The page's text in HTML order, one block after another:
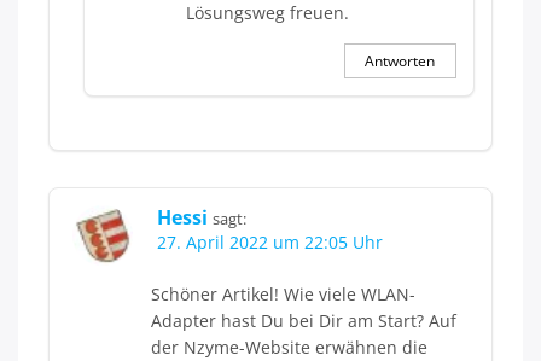
Lösungsweg freuen.
Antworten
Hessi sagt:
27. April 2022 um 22:05 Uhr
Schöner Artikel! Wie viele WLAN-
Adapter hast Du bei Dir am Start? Auf
der Nzyme-Website erwähnen die